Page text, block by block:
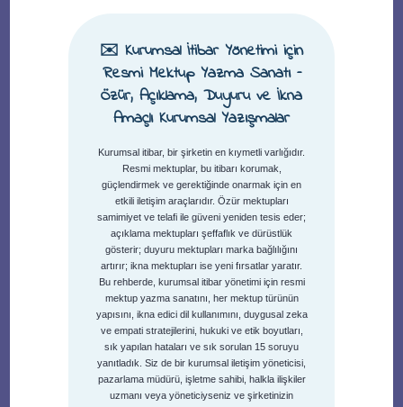
✉️ Kurumsal İtibar Yönetimi için
Resmi Mektup Yazma Sanatı –
Özür, Açıklama, Duyuru ve İkna
Amaçlı Kurumsal Yazışmalar
Kurumsal itibar, bir şirketin en kıymetli varlığıdır.
Resmi mektuplar, bu itibarı korumak,
güçlendirmek ve gerektiğinde onarmak için en
etkili iletişim araçlarıdır. Özür mektupları
samimiyet ve telafi ile güveni yeniden tesis eder;
açıklama mektupları şeffaflık ve dürüstlük
gösterir; duyuru mektupları marka bağlılığını
artırır; ikna mektupları ise yeni fırsatlar yaratır.
Bu rehberde, kurumsal itibar yönetimi için resmi
mektup yazma sanatını, her mektup türünün
yapısını, ikna edici dil kullanımını, duygusal zeka
ve empati stratejilerini, hukuki ve etik boyutları,
sık yapılan hataları ve sık sorulan 15 soruyu
yanıtladık. Siz de bir kurumsal iletişim yöneticisi,
pazarlama müdürü, işletme sahibi, halkla ilişkiler
uzmanı veya yöneticiyseniz ve şirketinizin